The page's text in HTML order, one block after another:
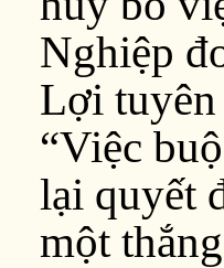
Nghiệp
Lợi tuyên
“Việc
lại quyết
một